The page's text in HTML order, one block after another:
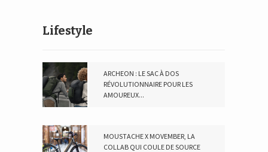
Lifestyle
ARCHEON : LE SAC À DOS
RÉVOLUTIONNAIRE POUR LES
AMOUREUX...
MOUSTACHE X MOVEMBER, LA
COLLAB QUI COULE DE SOURCE